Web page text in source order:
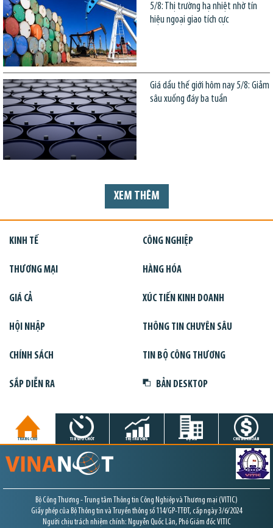
5/8: Thị trường hạ nhiệt nhờ tín
hiệu ngoại giao tích cực
Giá dầu thế giới hôm nay 5/8: Giảm
sâu xuống đáy ba tuần
XEM THÊM
KINH TẾ CÔNG NGHIỆP
THƯƠNG MẠI HÀNG HÓA
GIÁ CẢ XÚC TIẾN KINH DOANH
HỘI NHẬP THÔNG TIN CHUYÊN SÂU
CHÍNH SÁCH TIN BỘ CÔNG THƯƠNG
SẮP DIỄN RA BẢN DESKTOP
TRANG CHỦ TIN GIỜ CHÓT THỊ TRƯỜNG DỰ ÁN CHỨNG KHOÁN
Bộ Công Thương - Trung tâm Thông tin Công Nghiệp và Thương mại (VITIC)
Giấy phép của Bộ Thông tin và Truyền thông số 114/GP-TTĐT, cấp ngày 3/6/2024
Người chịu trách nhiệm chính: Nguyễn Quốc Lân, Phó Giám đốc VITIC